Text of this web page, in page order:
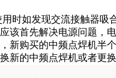
用时如发现交流接触器吸
该首先解决电源问题，
新购买的中频点焊机半
新的中频点焊机或者更换